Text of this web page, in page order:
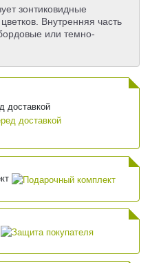
зонтиковидные
Внутренняя часть
или темно-
доставкой